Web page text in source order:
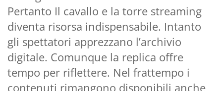
Pertanto Il cavallo e la torre streaming
diventa risorsa indispensabile. Intanto
gli spettatori apprezzano l’archivio
digitale. Comunque la replica offre
tempo per riflettere. Nel frattempo i
contenuti rimangono disponibili anche